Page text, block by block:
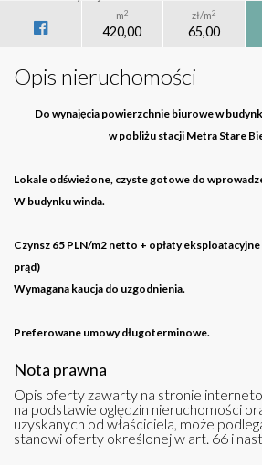
m2
420,00
zł/m2
65,00
Opis nieruchomości
Do wynajęcia powierzchnie biurowe w
w pobliżu stacji Metra Stare
Lokale odświeżone, czyste gotowe do
W budynku winda.
Czynsz 65 PLN/m2 netto + opłaty
prąd)
Wymagana kaucja do uzgodnienia.
Preferowane umowy długoterminowe.
Nota prawna
Opis oferty zawarty na stronie
na podstawie oględzin nieruchomości
uzyskanych od właściciela, może
stanowi oferty określonej w art. 66 i